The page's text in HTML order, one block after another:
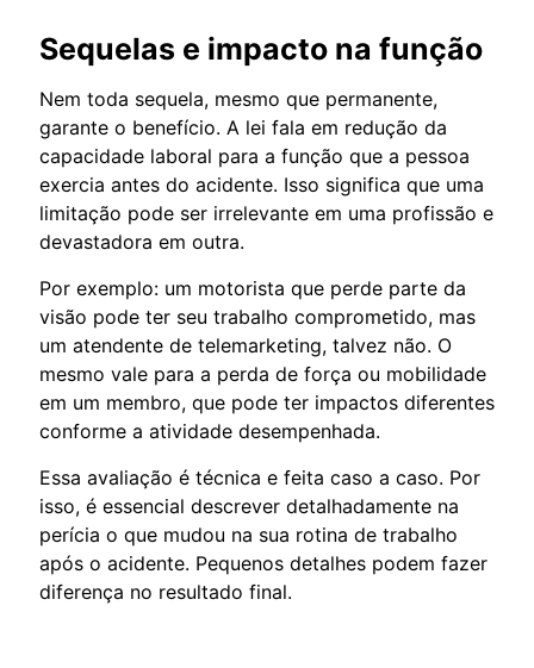
Sequelas e impacto na função
Nem toda sequela, mesmo que permanente,
garante o benefício. A lei fala em redução da
capacidade laboral para a função que a pessoa
exercia antes do acidente. Isso significa que uma
limitação pode ser irrelevante em uma profissão e
devastadora em outra.
Por exemplo: um motorista que perde parte da
visão pode ter seu trabalho comprometido, mas
um atendente de telemarketing, talvez não. O
mesmo vale para a perda de força ou mobilidade
em um membro, que pode ter impactos diferentes
conforme a atividade desempenhada.
Essa avaliação é técnica e feita caso a caso. Por
isso, é essencial descrever detalhadamente na
perícia o que mudou na sua rotina de trabalho
após o acidente. Pequenos detalhes podem fazer
diferença no resultado final.